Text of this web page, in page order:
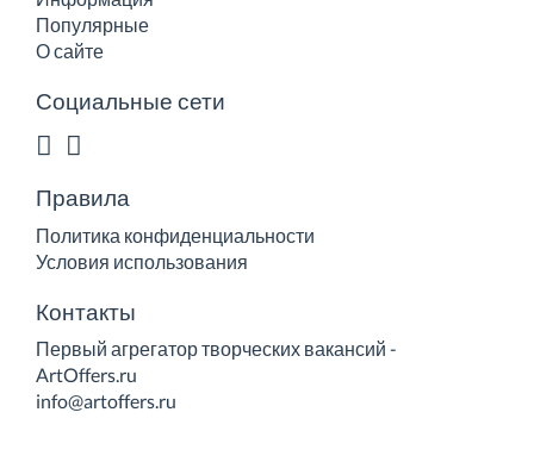
Популярные
О сайте
Социальные сети
Правила
Политика конфиденциальности
Условия использования
Контакты
Первый агрегатор творческих вакансий -
ArtOffers.ru
info@artoffers.ru